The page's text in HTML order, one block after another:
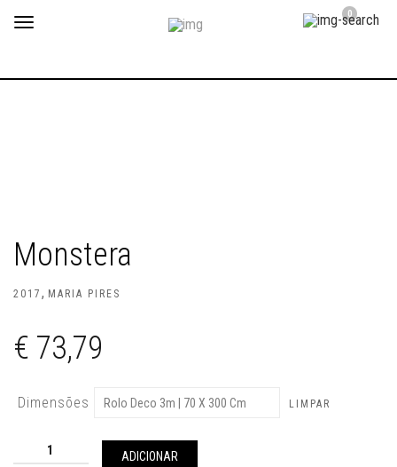
Toggle
0
Monstera
2017 , MARIA PIRES
€ 73,79
Dimensões LIMPAR
Quantidade
ADICIONAR